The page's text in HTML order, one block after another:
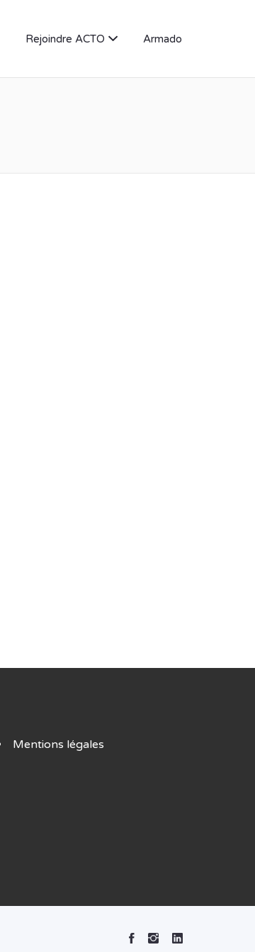
Rejoindre ACTO Armado
Mentions légales
Facebook
Instagram
Linked